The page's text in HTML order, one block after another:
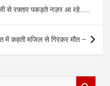
से रफ़्तार पकड़ते नज़र आ रहे…….
में कहती मजिल से गिरकर मौत –